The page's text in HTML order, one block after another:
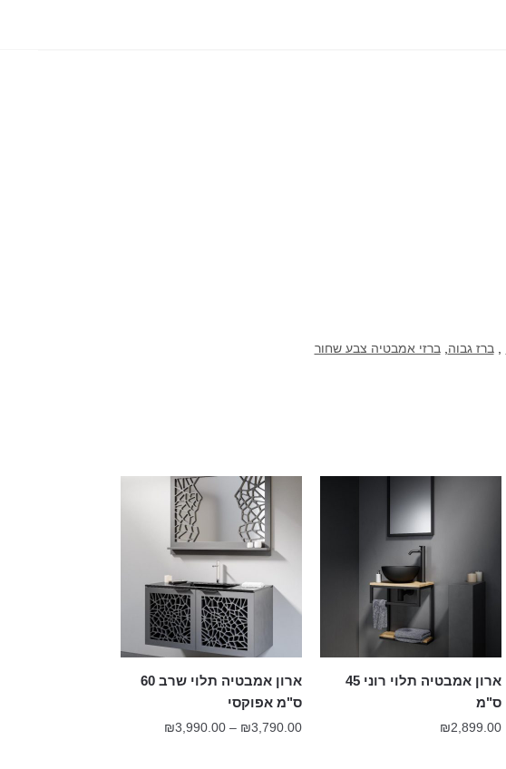
,ברז גבוה ,ברזי אמבטיה צבע שחור
ארון אמבטיה תלוי רוני 45
ס"מ
₪2,899.00
ארון אמבטיה תלוי שרב 60
ס"מ אפוקסי
₪3,790.00
–
₪3,990.00